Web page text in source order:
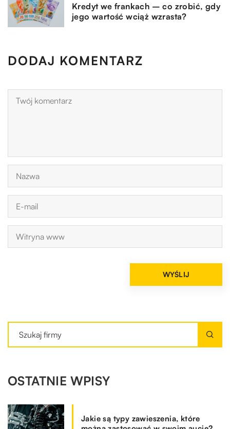
Kredyt we frankach – co zrobić, gdy
jego wartość wciąż wzrasta?
DODAJ KOMENTARZ
OSTATNIE WPISY
Jakie są typy zawieszenia, które